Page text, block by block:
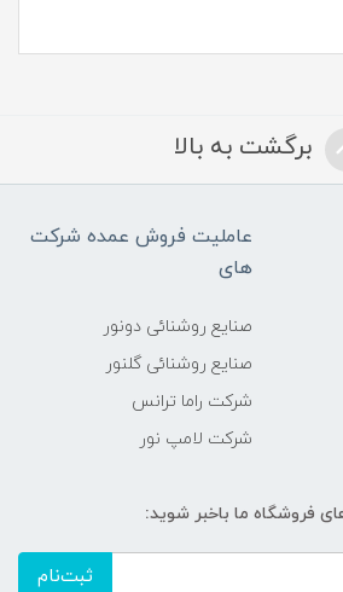
برگشت به بالا
عاملیت فروش عمده شرکت
های
صنایع روشنائی دونور
صنایع روشنائی گلنور
شرکت راما ترانس
شرکت لامپ نور
فروشگاه ما باخبر شوید:
ثبت‌نام